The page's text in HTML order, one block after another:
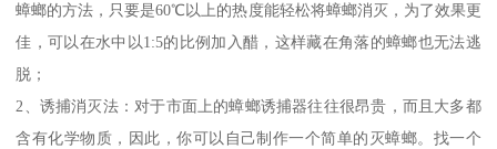
蟑螂的方法，只要是60℃以上的热度能轻松将蟑螂消灭，为了效果更
佳，可以在水中以1:5的比例加入醋，这样藏在角落的蟑螂也无法逃
脱；
2、诱捕消灭法：对于市面上的蟑螂诱捕器往往很昂贵，而且大多都
含有化学物质，因此，你可以自己制作一个简单的灭蟑螂。找一个